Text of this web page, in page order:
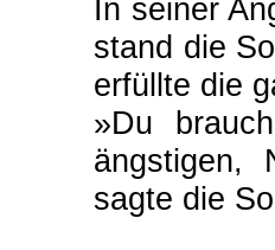
In seiner
stand die
erfüllte die
»Du
ängstigen,
sagte die